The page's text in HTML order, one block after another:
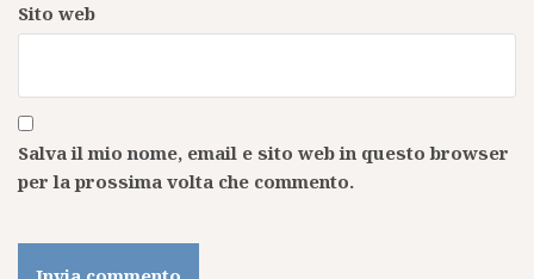
Sito web
Salva il mio nome, email e sito web in questo browser
per la prossima volta che commento.